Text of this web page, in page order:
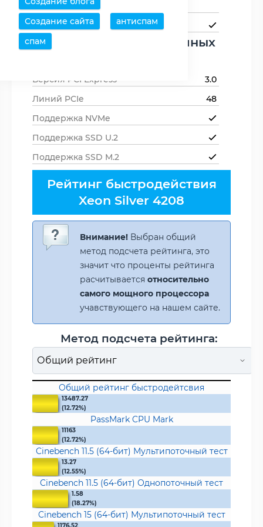
Создание сайта
антиспам
спам
памяти
Поддержка ECC-памяти
Поддержка периферийных
Версия PCI Express
3.0
Линий PCIe
48
Поддержка NVMe
Поддержка SSD U.2
Поддержка SSD M.2
Рейтинг быстродействия
Xeon Silver 4208
Внимание! Выбран общий
метод подсчета рейтинга, это
значит что проценты рейтинга
расчитывается относительно
самого мощного процессора
учавствующего на нашем сайте.
Метод подсчета рейтинга:
Общий рейтинг быстродейтсвия
13487.27
(12.72%)
PassMark CPU Mark
11163
(12.72%)
Cinebench 11.5 (64-бит) Мультипоточный тест
13.27
(12.55%)
Cinebench 11.5 (64-бит) Однопоточный тест
1.58
(18.27%)
Cinebench 15 (64-бит) Мультипоточный тест